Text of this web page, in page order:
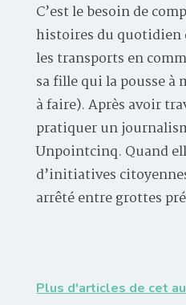
C’est le besoin de
histoires du quotidien
les transports en
sa fille qui la pousse à
à faire). Après avoir
pratiquer un
Unpointcinq. Quand
d’initiatives
arrêté entre grottes
Plus d'articles de cet